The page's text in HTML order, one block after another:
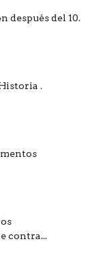
después del 10.
.
contra...